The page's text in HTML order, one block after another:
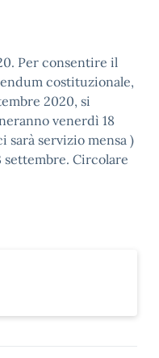
Per consentire il
costituzionale,
2020, si
venerdì 18
sarà servizio mensa )
Circolare